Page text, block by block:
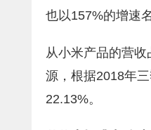
也以157%的增速
从小米产品的营
源，根据2018年
22.13%。